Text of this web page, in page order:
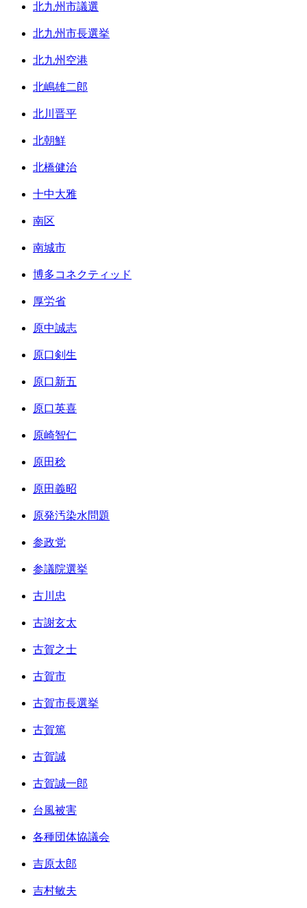
北九州市議選
北九州市長選挙
北九州空港
北嶋雄二郎
北川晋平
北朝鮮
北橋健治
十中大雅
南区
南城市
博多コネクティッド
厚労省
原中誠志
原口剣生
原口新五
原口英喜
原崎智仁
原田稔
原田義昭
原発汚染水問題
参政党
参議院選挙
古川忠
古謝玄太
古賀之士
古賀市
古賀市長選挙
古賀篤
古賀誠
古賀誠一郎
台風被害
各種団体協議会
吉原太郎
吉村敏夫